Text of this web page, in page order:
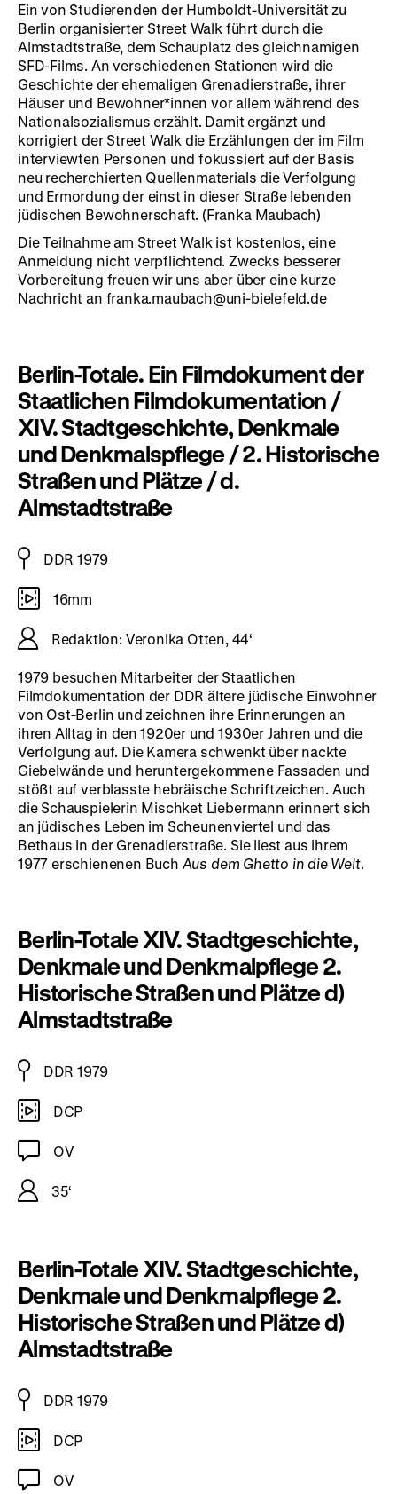
Ein von Studierenden der Humboldt-Universität zu
Berlin organisierter Street Walk führt durch die
Almstadtstraße, dem Schauplatz des gleichnamigen
SFD-Films. An verschiedenen Stationen wird die
Geschichte der ehemaligen Grenadierstraße, ihrer
Häuser und Bewohner*innen vor allem während des
Nationalsozialismus erzählt. Damit ergänzt und
korrigiert der Street Walk die Erzählungen der im Film
interviewten Personen und fokussiert auf der Basis
neu recherchierten Quellenmaterials die Verfolgung
und Ermordung der einst in dieser Straße lebenden
jüdischen Bewohnerschaft. (Franka Maubach)
Die Teilnahme am Street Walk ist kostenlos, eine
Anmeldung nicht verpflichtend. Zwecks besserer
Vorbereitung freuen wir uns aber über eine kurze
Nachricht an franka.maubach@uni-bielefeld.de
Berlin-Totale. Ein Filmdokument der
Staatlichen Filmdokumentation /
XIV. Stadtgeschichte, Denkmale
und Denkmalspflege / 2. Historische
Straßen und Plätze / d.
Almstadtstraße
DDR 1979
16mm
Redaktion: Veronika Otten, 44‘
1979 besuchen Mitarbeiter der Staatlichen
Filmdokumentation der DDR ältere jüdische Einwohner
von Ost-Berlin und zeichnen ihre Erinnerungen an
ihren Alltag in den 1920er und 1930er Jahren und die
Verfolgung auf. Die Kamera schwenkt über nackte
Giebelwände und heruntergekommene Fassaden und
stößt auf verblasste hebräische Schriftzeichen. Auch
die Schauspielerin Mischket Liebermann erinnert sich
an jüdisches Leben im Scheunenviertel und das
Bethaus in der Grenadierstraße. Sie liest aus ihrem
1977 erschienenen Buch Aus dem Ghetto in die Welt.
Berlin-Totale XIV. Stadtgeschichte,
Denkmale und Denkmalpflege 2.
Historische Straßen und Plätze d)
Almstadtstraße
DDR 1979
DCP
OV
35‘
Berlin-Totale XIV. Stadtgeschichte,
Denkmale und Denkmalpflege 2.
Historische Straßen und Plätze d)
Almstadtstraße
DDR 1979
DCP
OV